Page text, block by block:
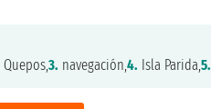
Quepos,3. navegación,4. Isla Parida,5.